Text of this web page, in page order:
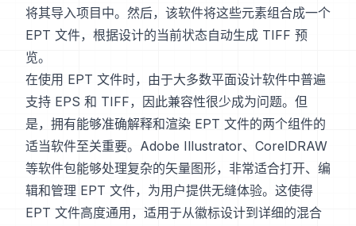
将其导入项目中。然后，该软件将这些元素组合成一个
EPT 文件，根据设计的当前状态自动生成 TIFF 预
览。
在使用 EPT 文件时，由于大多数平面设计软件中普遍
支持 EPS 和 TIFF，因此兼容性很少成为问题。但
是，拥有能够准确解释和渲染 EPT 文件的两个组件的
适当软件至关重要。Adobe Illustrator、CorelDRAW
等软件包能够处理复杂的矢量图形，非常适合打开、编
辑和管理 EPT 文件，为用户提供无缝体验。这使得
EPT 文件高度通用，适用于从徽标设计到详细的混合